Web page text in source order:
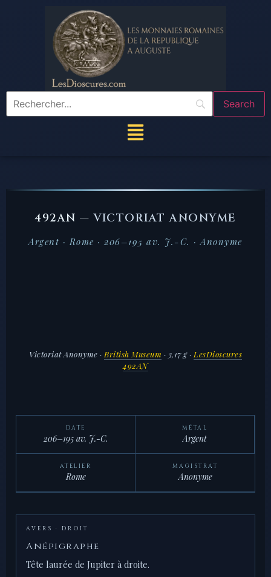
492AN —VICTORIAT ANONYME
Argent · Rome · 206–195 av. J.-C. · Anonyme
Victoriat Anonyme · British Museum · 3,17 g · LesDioscures
492AN
DATE
206–195 av. J.-C.
MÉTAL
Argent
ATELIER
Rome
MAGISTRAT
Anonyme
AVERS · DROIT
Anépigraphe
Tête laurée de Jupiter à droite.